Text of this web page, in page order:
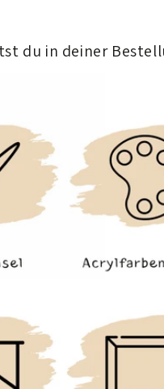
du in deiner